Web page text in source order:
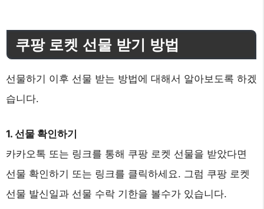
쿠팡 로켓 선물 받기 방법
선물하기 이후 선물 받는 방법에 대해서 알아보도록 하겠
습니다.
1. 선물 확인하기
카카오톡 또는 링크를 통해 쿠팡 로켓 선물을 받았다면
선물 확인하기 또는 링크를 클릭하세요. 그럼 쿠팡 로켓
선물 발신일과 선물 수락 기한을 볼수가 있습니다.